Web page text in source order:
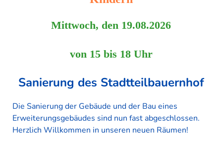
Patenschaften
Mitgliedschaft im Verein
Presse
DOWNLOADS
IMPRESSUM
Mittwoch, den 19.08.2026
von 15 bis 18 Uhr
Sanierung des Stadtteilbauernhof
Die Sanierung der Gebäude und der Bau eines
Erweiterungsgebäudes sind nun fast abgeschlossen.
Herzlich Willkommen in unseren neuen Räumen!